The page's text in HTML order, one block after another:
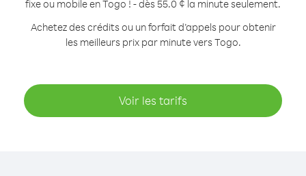
fixe ou mobile en Togo ! - dès 55.0 ¢ la minute seulement.
Achetez des crédits ou un forfait d’appels pour obtenir
les meilleurs prix par minute vers Togo.
Voir les tarifs